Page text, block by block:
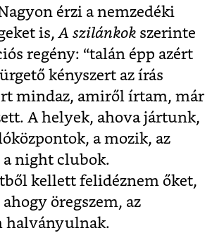
érzi a nemzedéki
is, A szilánkok szerinte
regény: “talán épp azért
kényszert az írás
mindaz, amiről írtam, már
A helyek, ahova jártunk,
a mozik, az
a night clubok.
kellett felidéznem őket,
öregszem, az
halványulnak.